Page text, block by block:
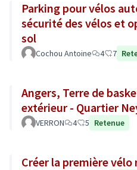
Parking pour vélos
sécurité des vélos et
sol
Cochou Antoine 4 7
Angers, Terre de
extérieur - Quartier
VERRON 4 5 Retenue
Créer la première vélo